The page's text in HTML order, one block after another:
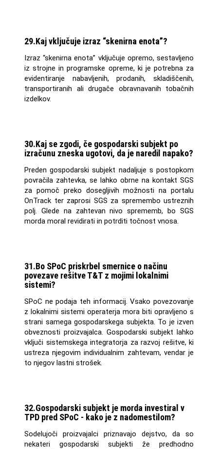
29.Kaj vključuje izraz “skenirna enota”?
Izraz “skenirna enota” vključuje opremo, sestavljeno
iz strojne in programske opreme, ki je potrebna za
evidentiranje nabavljenih, prodanih, skladiščenih,
transportiranih ali drugače obravnavanih tobačnih
izdelkov.
30.Kaj se zgodi, če gospodarski subjekt po
izračunu zneska ugotovi, da je naredil napako?
Preden gospodarski subjekt nadaljuje s postopkom
povračila zahtevka, se lahko obrne na kontakt SGS
za pomoč preko dosegljivih možnosti na portalu
OnTrack ter zaprosi SGS za spremembo ustreznih
polj. Glede na zahtevan nivo sprememb, bo SGS
morda moral revidirati in potrditi točnost vnosa.
31.Bo SPoC priskrbel smernice o načinu
povezave rešitve T&T z mojimi lokalnimi
sistemi?
SPoC ne podaja teh informacij. Vsako povezovanje
z lokalnimi sistemi operaterja mora biti opravljeno s
strani samega gospodarskega subjekta. To je izven
obveznosti proizvajalca. Gospodarski subjekt lahko
vključi sistemskega integratorja za razvoj rešitve, ki
ustreza njegovim individualnim zahtevam, vendar je
to njegov lastni strošek.
32.Gospodarski subjekt je morda investiral v
TPD pred SPoC - kako je z nadomestilom?
Sodelujoči proizvajalci priznavajo dejstvo, da so
nekateri gospodarski subjekti že predhodno